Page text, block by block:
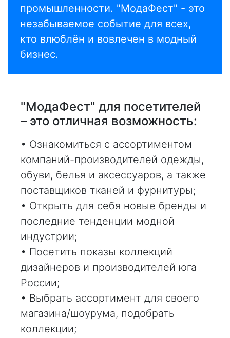
промышленности. "МодаФест" - это
незабываемое событие для всех,
кто влюблён и вовлечен в модный
бизнес.
"МодаФест" для посетителей
– это отличная возможность:
• Ознакомиться с ассортиментом
компаний-производителей одежды,
обуви, белья и аксессуаров, а также
поставщиков тканей и фурнитуры;
• Открыть для себя новые бренды и
последние тенденции модной
индустрии;
• Посетить показы коллекций
дизайнеров и производителей юга
России;
• Выбрать ассортимент для своего
магазина/шоурума, подобрать
коллекции;